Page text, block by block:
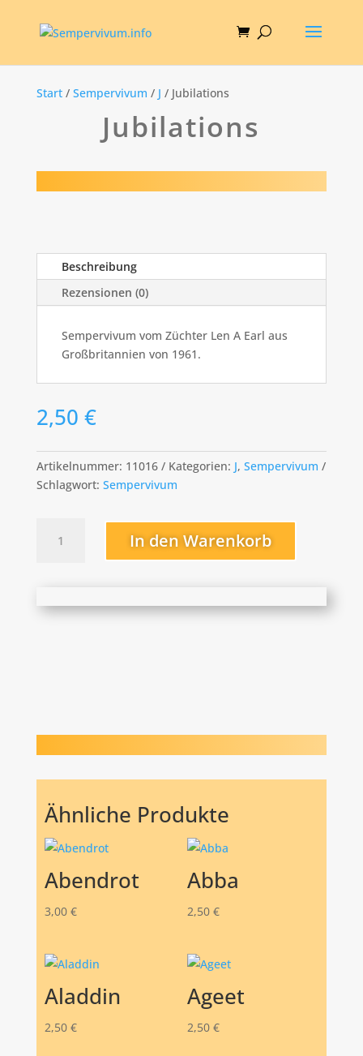
Start/ Sempervivum / J / Jubilations
Jubilations
Beschreibung
Rezensionen (0)
Sempervivum vom Züchter Len A Earl aus
Großbritannien von 1961.
2,50 €
Artikelnummer: 11016 Kategorien: J, Sempervivum
Schlagwort: Sempervivum
Menge
In den Warenkorb
Ähnliche Produkte
Abendrot
3,00 €
Abba
2,50 €
Aladdin
2,50 €
Ageet
2,50 €